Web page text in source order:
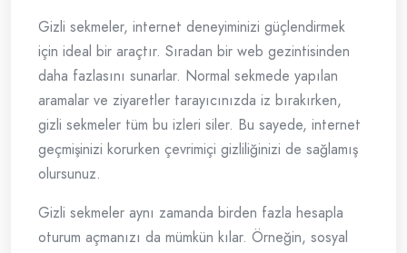
Gizli sekmeler, internet deneyiminizi güçlendirmek
için ideal bir araçtır. Sıradan bir web gezintisinden
daha fazlasını sunarlar. Normal sekmede yapılan
aramalar ve ziyaretler tarayıcınızda iz bırakırken,
gizli sekmeler tüm bu izleri siler. Bu sayede, internet
geçmişinizi korurken çevrimiçi gizliliğinizi de sağlamış
olursunuz.
Gizli sekmeler aynı zamanda birden fazla hesapla
oturum açmanızı da mümkün kılar. Örneğin, sosyal